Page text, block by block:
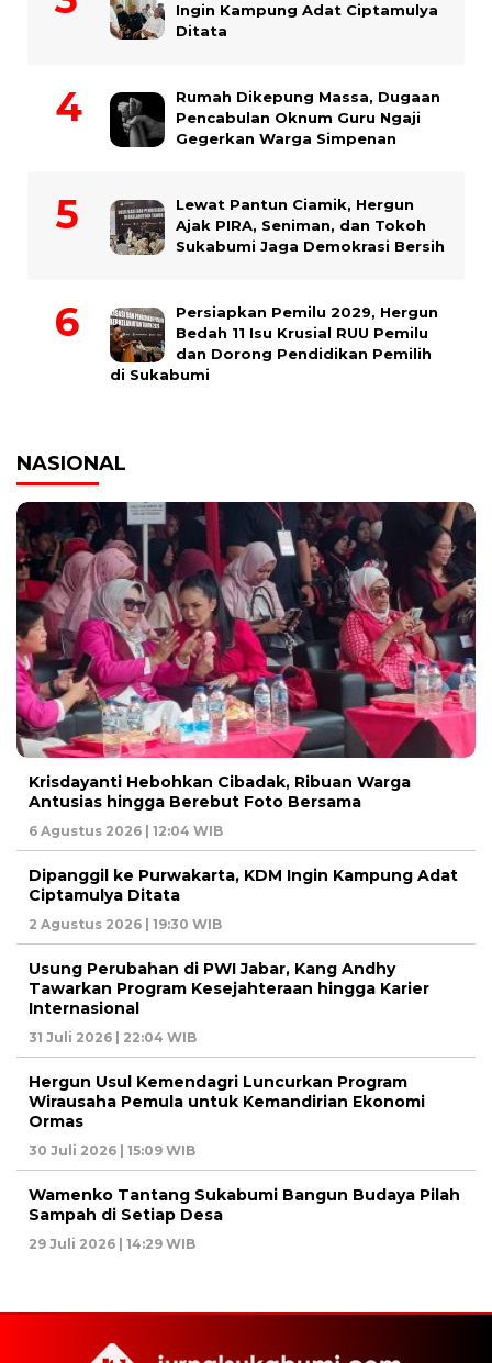
Ingin Kampung Adat Ciptamulya
Ditata
Rumah Dikepung Massa, Dugaan
Pencabulan Oknum Guru Ngaji
Gegerkan Warga Simpenan
Lewat Pantun Ciamik, Hergun
Ajak PIRA, Seniman, dan Tokoh
Sukabumi Jaga Demokrasi Bersih
Persiapkan Pemilu 2029, Hergun
Bedah 11 Isu Krusial RUU Pemilu
dan Dorong Pendidikan Pemilih
di Sukabumi
NASIONAL
Krisdayanti Hebohkan Cibadak, Ribuan Warga
Antusias hingga Berebut Foto Bersama
6 Agustus 2026 | 12:04 WIB
Dipanggil ke Purwakarta, KDM Ingin Kampung Adat
Ciptamulya Ditata
2 Agustus 2026 | 19:30 WIB
Usung Perubahan di PWI Jabar, Kang Andhy
Tawarkan Program Kesejahteraan hingga Karier
Internasional
31 Juli 2026 | 22:04 WIB
Hergun Usul Kemendagri Luncurkan Program
Wirausaha Pemula untuk Kemandirian Ekonomi
Ormas
30 Juli 2026 | 15:09 WIB
Wamenko Tantang Sukabumi Bangun Budaya Pilah
Sampah di Setiap Desa
29 Juli 2026 | 14:29 WIB